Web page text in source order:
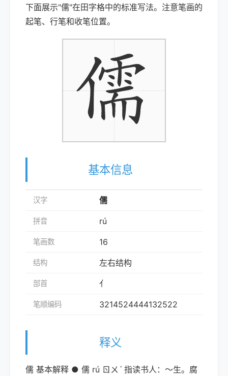
下面展示"儒"在田字格中的标准写法。注意笔画的
起笔、行笔和收笔位置。
基本信息
汉字 儒
拼音 rú
笔画数 16
结构 左右结构
部首 亻
笔顺编码 3214524444132522
释义
儒 基本解释 ● 儒 rú ㄖㄨˊ 指读书人：～生。腐